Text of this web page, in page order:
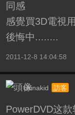
同感
感覺買3D電視
後悔中........
2011-12-8 14:04:58
chinakid 訪客
PowerDVD这